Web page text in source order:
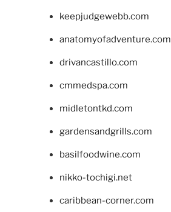
keepjudgewebb.com
anatomyofadventure.com
drivancastillo.com
cmmedspa.com
midletontkd.com
gardensandgrills.com
basilfoodwine.com
nikko-tochigi.net
caribbean-corner.com